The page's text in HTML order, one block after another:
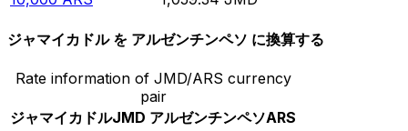
ジャマイカドル を アルゼンチンペソ に換算する
Rate information of JMD/ARS currency
pair
ジャマイカドルJMD アルゼンチンペソARS